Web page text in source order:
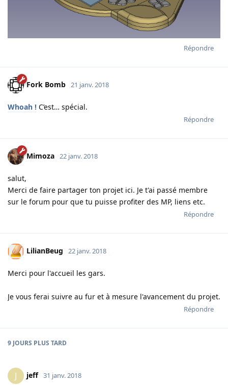
Répondre
Fork Bomb 21 janv. 2018
Whoah ! C’est… spécial.
Répondre
Mimoza 22 janv. 2018
salut,
Merci de faire partager ton projet ici. Je t'ai passé membre
sur le forum pour que tu puisse profiter des MP, liens etc.
Répondre
LilianBeug 22 janv. 2018
Merci pour l'accueil les gars.
Je vous ferai suivre au fur et à mesure l'avancement du projet.
Répondre
9 JOURS PLUS TARD
J jeff 31 janv. 2018